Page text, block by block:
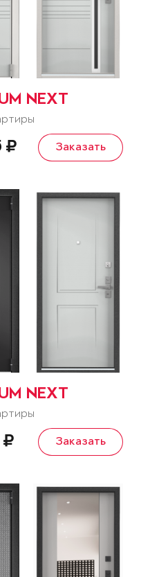
NEXT
Заказать
NEXT
Заказать